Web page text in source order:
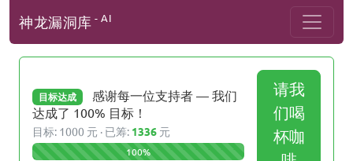
神龙漏洞库 - AI
目标达成
感谢每一位支持者 — 我们
达成了 100% 目标！
目标: 1000 元 · 已筹: 1336 元
100%
请我
们喝
杯咖